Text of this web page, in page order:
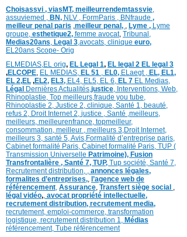
Choisassvi , viasMT, meilleurrendemtassvie
assuviemed , BN, NLV , FormParis , BNfraude ,
meilleur penal paris meilleur penal, Lyme , Lyme
groupe, esthetique2, femme avocat, Tribunal,
Medias20ans Legal 3 avocats, clinique euro,
EL20ans Scope- Orig
ELMEDIAS, EL orig, EL Legal 1, EL legal 2 EL legal 3
,ELCOPE EL MEDIAS, EL 51 EL0, ELaegt , EL, EL1,
EL 2,EL ,EL2, EL3, EL4, EL5, EL 6, EL 7 EL Medias,
Légal DernièresActualités, justice Interventions, Web,
Rhinoplastie Top meilleurs fraude you tube
Rhinoplastie 2 Justice 2 clinique Santé 1
, beauté,
refus 2 Droit Internet 2 justice , Santé , meilleurs
meilleurs meilleurenfrance, topmeilleur,
consommation , meilleur , meilleurs 3, Droit Internet,
meilleurs 3, santé 5, Avis Formalité d’entreprise paris,
Cabinet formalité Paris, Cabinet formalité Paris, TUP (
Transmission Universelle Patrimoine), Fusion
Transfrontalière , Santé 7, TUP, Tup société, Santé 7,
Recrutement distribution,
annonces légales,
formalites d’entreprises, l’agence web de
référencement Assurance Transfert siège social
légal vidéo, avocat propriété intellectuelle,
recrutement distribution, recrutement media,
recrutement, emploi-commerce, transformation
logistique, recrutement distribution 1, Médias
référencement, Tube référencement